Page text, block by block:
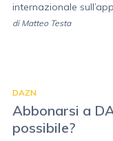
internazionale
di Matteo Testa
DAZN
Abbonarsi a
possibile?